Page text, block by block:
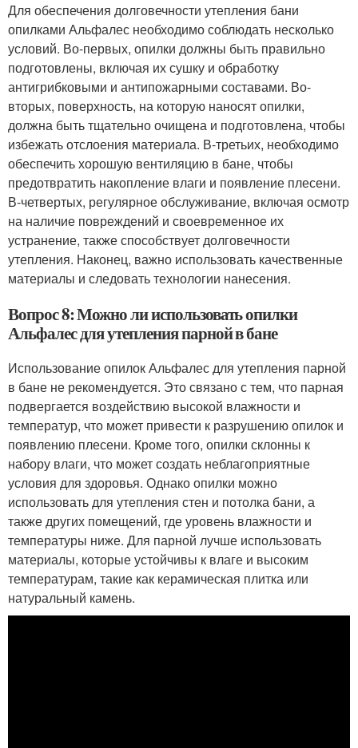
Для обеспечения долговечности утепления бани
опилками Альфалес необходимо соблюдать несколько
условий. Во-первых, опилки должны быть правильно
подготовлены, включая их сушку и обработку
антигрибковыми и антипожарными составами. Во-
вторых, поверхность, на которую наносят опилки,
должна быть тщательно очищена и подготовлена, чтобы
избежать отслоения материала. В-третьих, необходимо
обеспечить хорошую вентиляцию в бане, чтобы
предотвратить накопление влаги и появление плесени.
В-четвертых, регулярное обслуживание, включая осмотр
на наличие повреждений и своевременное их
устранение, также способствует долговечности
утепления. Наконец, важно использовать качественные
материалы и следовать технологии нанесения.
Вопрос 8: Можно ли использовать опилки
Альфалес для утепления парной в бане
Использование опилок Альфалес для утепления парной
в бане не рекомендуется. Это связано с тем, что парная
подвергается воздействию высокой влажности и
температур, что может привести к разрушению опилок и
появлению плесени. Кроме того, опилки склонны к
набору влаги, что может создать неблагоприятные
условия для здоровья. Однако опилки можно
использовать для утепления стен и потолка бани, а
также других помещений, где уровень влажности и
температуры ниже. Для парной лучше использовать
материалы, которые устойчивы к влаге и высоким
температурам, такие как керамическая плитка или
натуральный камень.